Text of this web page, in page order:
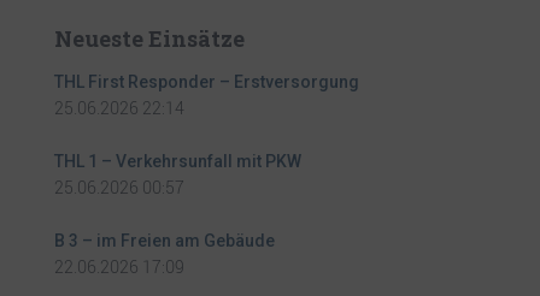
Neueste Einsätze
THL First Responder – Erstversorgung
25.06.2026 22:14
THL 1 – Verkehrsunfall mit PKW
25.06.2026 00:57
B 3 – im Freien am Gebäude
22.06.2026 17:09